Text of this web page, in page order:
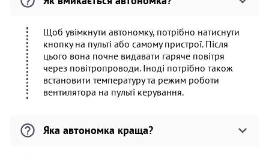
Щоб увімкнути автономку, потрібно натиснути
кнопку на пульті або самому пристрої. Після
цього вона почне видавати гаряче повітря
через повітропроводи. Іноді потрібно також
встановити температуру та режим роботи
вентилятора на пульті керування.
Яка автономка краща?